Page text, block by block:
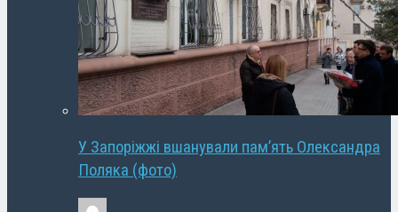
У Запоріжжі вшанували пам’ять Олександра
Поляка (фото)